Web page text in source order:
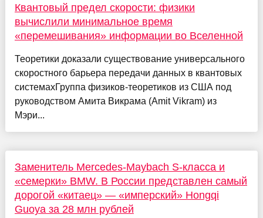
Квантовый предел скорости: физики
вычислили минимальное время
«перемешивания» информации во Вселенной
Теоретики доказали существование универсального
скоростного барьера передачи данных в квантовых
системахГруппа физиков-теоретиков из США под
руководством Амита Викрама (Amit Vikram) из
Мэри...
Заменитель Mercedes-Maybach S-класса и
«семерки» BMW. В России представлен самый
дорогой «китаец» — «имперский» Hongqi
Guoya за 28 млн рублей